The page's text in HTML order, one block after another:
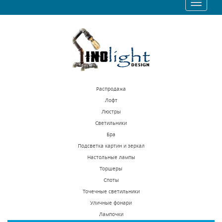
В наличии 1886 шт.
Toggle
Распродажа
Лофт
Люстры
Светильники
Бра
Подсветка картин и зеркал
Настольные лампы
Торшеры
Споты
Точечные светильники
Уличные фонари
Лампочки